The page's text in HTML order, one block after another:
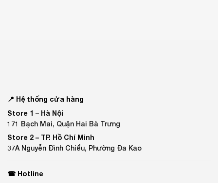
📍 Hệ thống cửa hàng
Store 1 – Hà Nội
171 Bạch Mai, Quận Hai Bà Trưng
Store 2 – TP. Hồ Chí Minh
37A Nguyễn Đình Chiểu, Phường Đa Kao
☎ Hotline